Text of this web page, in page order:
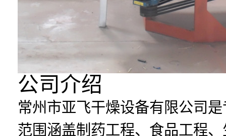
公司介绍
常州市亚飞干燥设备有限公司
范围涵盖制药工程、食品工程